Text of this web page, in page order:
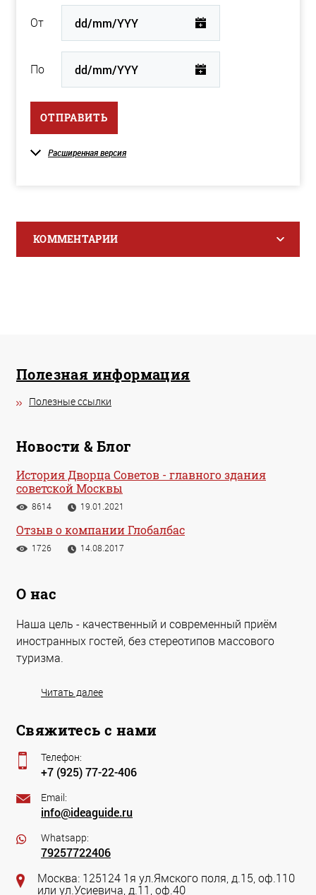
От
По
ОТПРАВИТЬ
Расширенная версия
КОММЕНТАРИИ
Полезная информация
Полезные ссылки
Новости & Блог
История Дворца Советов - главного здания
советской Москвы
8614 19.01.2021
Отзыв о компании Глобалбас
1726 14.08.2017
О нас
Наша цель - качественный и современный приём
иностранных гостей, без стереотипов массового
туризма.
Читать далее
Свяжитесь с нами
Телефон:
+7 (925) 77-22-406
Email:
info@ideaguide.ru
Whatsapp:
79257722406
Москва: 125124 1я ул.Ямского поля, д.15, оф.110
или ул.Усиевича, д.11, оф.40